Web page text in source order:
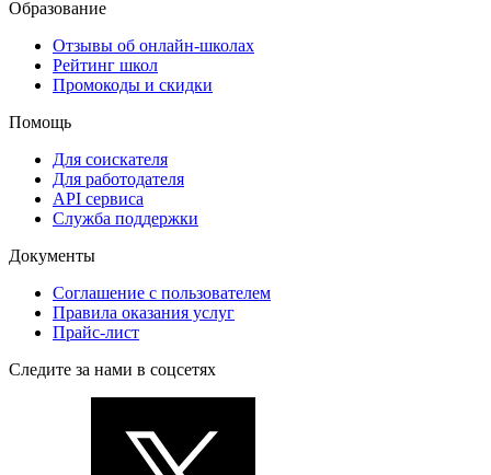
Образование
Отзывы об онлайн-школах
Рейтинг школ
Промокоды и скидки
Помощь
Для соискателя
Для работодателя
API сервиса
Служба поддержки
Документы
Соглашение с пользователем
Правила оказания услуг
Прайс-лист
Следите за нами в соцсетях